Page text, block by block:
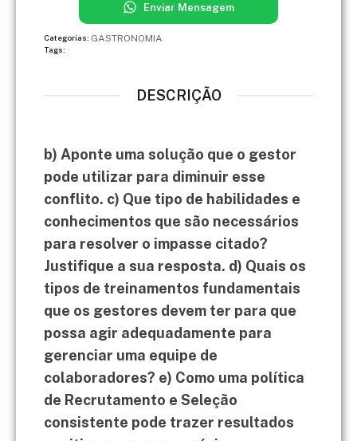
Enviar Mensagem
Categorias: GASTRONOMIA
Tags:
DESCRIÇÃO
b) Aponte uma solução que o gestor
pode utilizar para diminuir esse
conflito. c) Que tipo de habilidades e
conhecimentos que são necessários
para resolver o impasse citado?
Justifique a sua resposta. d) Quais os
tipos de treinamentos fundamentais
que os gestores devem ter para que
possa agir adequadamente para
gerenciar uma equipe de
colaboradores? e) Como uma política
de Recrutamento e Seleção
consistente pode trazer resultados